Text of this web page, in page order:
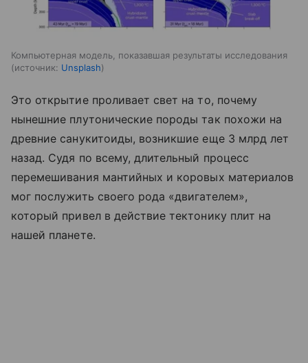
Компьютерная модель, показавшая результаты исследования
источник: Unsplash
Это открытие проливает свет на то, почему
нынешние плутонические породы так похожи на
древние санукитоиды, возникшие еще 3 млрд лет
назад. Судя по всему, длительный процесс
перемешивания мантийных и коровых материалов
мог послужить своего рода «двигателем»,
который привел в действие тектонику плит на
нашей планете.